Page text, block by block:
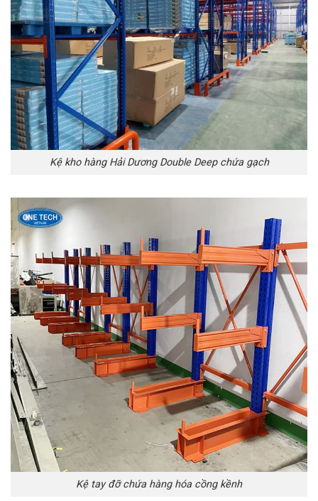
Kệ kho hàng Hải Dương Double Deep chứa gạch
Kệ tay đỡ chứa hàng hóa cồng kềnh